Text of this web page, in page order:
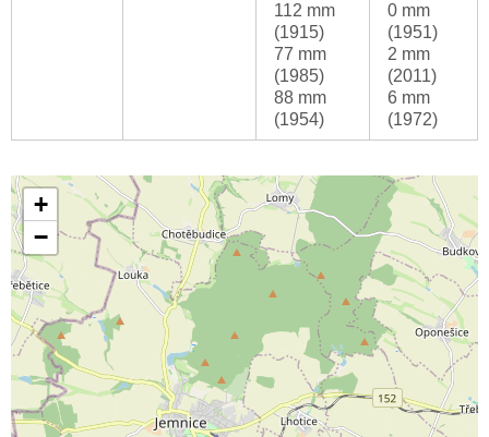
112 mm
(1915)
77 mm
(1985)
88 mm
(1954)
0 mm
(1951)
2 mm
(2011)
6 mm
(1972)
+
−